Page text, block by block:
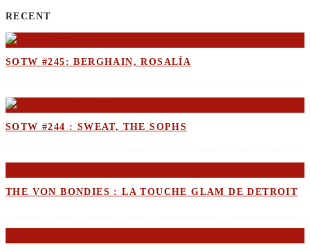
RECENT
SOTW #245: BERGHAIN, ROSALÍA
SOTW #244 : SWEAT, THE SOPHS
THE VON BONDIES : LA TOUCHE GLAM DE DETROIT